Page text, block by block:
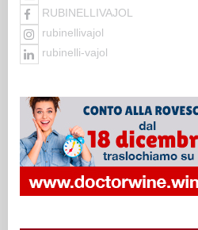
RUBINELLIVAJOL
rubinellivajol
rubinelli-vajol